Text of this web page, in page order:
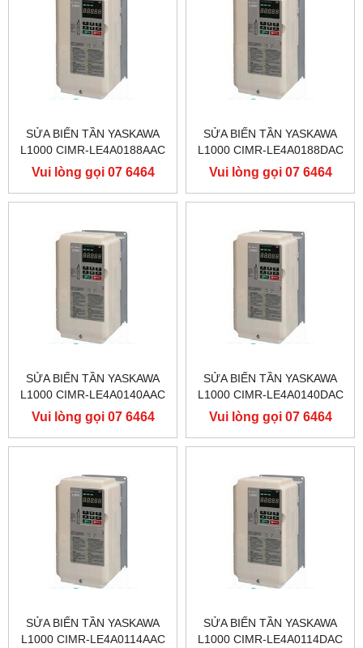
SỬA BIẾN TẦN YASKAWA
L1000 CIMR-LE4A0188AAC
400V 90KW, BIẾN TẦN
YASKAWA L1000
Vui lòng gọi 07 6464
9556
SỬA BIẾN TẦN YASKAWA
L1000 CIMR-LE4A0188DAC
400V 90KW, BIẾN TẦN
YASKAWA L1000
Vui lòng gọi 07 6464
9556
SỬA BIẾN TẦN YASKAWA
L1000 CIMR-LE4A0140AAC
400V 75KW, BIẾN TẦN
YASKAWA L1000
Vui lòng gọi 07 6464
9556
SỬA BIẾN TẦN YASKAWA
L1000 CIMR-LE4A0140DAC
400V 75KW, BIẾN TẦN
YASKAWA L1000
Vui lòng gọi 07 6464
9556
SỬA BIẾN TẦN YASKAWA
L1000 CIMR-LE4A0114AAC
SỬA BIẾN TẦN YASKAWA
L1000 CIMR-LE4A0114DAC